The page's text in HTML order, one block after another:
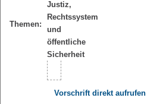
Themen:
Vorschrift direkt aufrufen